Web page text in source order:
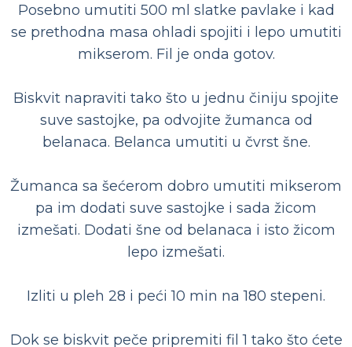
Posebno umutiti 500 ml slatke pavlake i kad
se prethodna masa ohladi spojiti i lepo umutiti
mikserom. Fil je onda gotov.
Biskvit napraviti tako što u jednu činiju spojite
suve sastojke, pa odvojite žumanca od
belanaca. Belanca umutiti u čvrst šne.
Žumanca sa šećerom dobro umutiti mikserom
pa im dodati suve sastojke i sada žicom
izmešati. Dodati šne od belanaca i isto žicom
lepo izmešati.
Izliti u pleh 28 i peći 10 min na 180 stepeni.
Dok se biskvit peče pripremiti fil 1 tako što ćete